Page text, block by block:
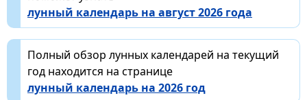
лунный календарь на август 2026 года
Полный обзор лунных календарей на текущий
год находится на странице
лунный календарь на 2026 год